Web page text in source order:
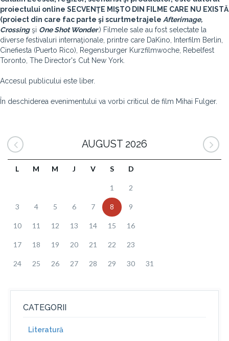
proiectului online SECVENŢE MIŞTO DIN FILME CARE NU EXISTĂ
(proiect din care fac parte şi scurtmetrajele Afterimage,
Crossingşi One Shot Wonder.) Filmele sale au fost selectate la
diverse festivaluri internaţionale, printre care DaKino, Interfilm Berlin,
Cinefiesta (Puerto Rico), Regensburger Kurzfilmwoche, Rebelfest
Toronto, The Director's Cut New York.
Accesul publicului este liber.
În deschiderea evenimentului va vorbi criticul de film Mihai Fulger.
AUGUST 2026
L M M J V S D
1 2
3 4 5 6 7 8 9
10 11 12 13 14 15 16
17 18 19 20 21 22 23
24 25 26 27 28 29 30 31
CATEGORII
Literatură